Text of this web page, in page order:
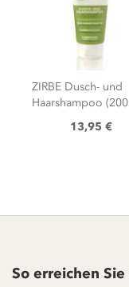
ZIRBE Dusch- und
Haarshampoo
13,95 €
So erreichen Sie